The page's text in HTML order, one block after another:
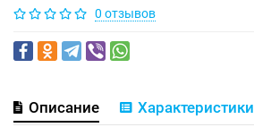
0 отзывов
Описание Характеристики